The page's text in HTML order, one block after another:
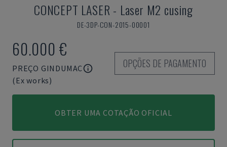
CONCEPT LASER - Laser M2 cusing
DE-3DP-CON-2015-00001
60.000 €
PREÇO GINDUMAC
(Ex works)
OPÇÕES DE PAGAMENTO
OBTER UMA COTAÇÃO OFICIAL